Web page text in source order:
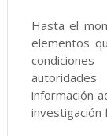
Hasta el
elementos
información
investigación